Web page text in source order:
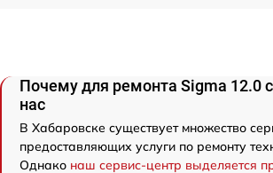
Почему для ремонта Sigma 12.0
нас
В Хабаровске существует множество
предоставляющих услуги по ремонту
Однако наш сервис-центр выделяется